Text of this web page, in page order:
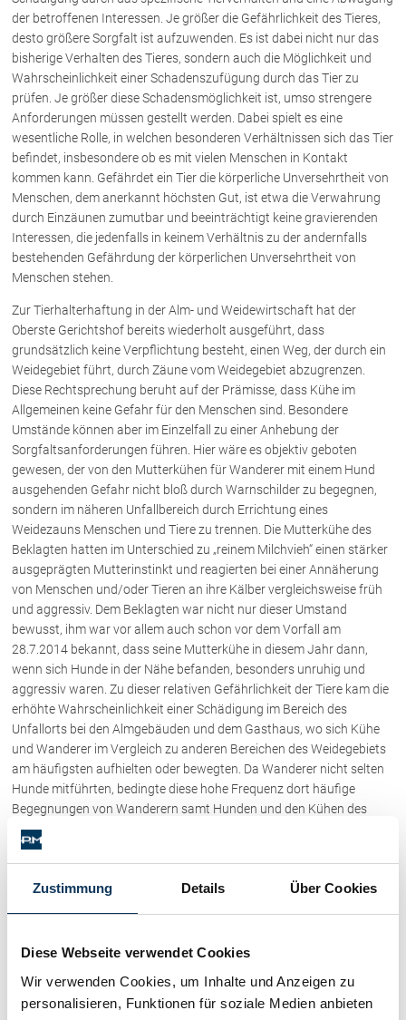
Zustimmung Details Über Cookies
Diese Webseite verwendet Cookies
Wir verwenden Cookies, um Inhalte und Anzeigen zu
personalisieren, Funktionen für soziale Medien anbieten
Fachliteratur
FAQ
Unternehmensnachfolge in der
Familie
Wichtige Vertragsklauseln bei Kauf-
und Übergabeverträgen
Check dein Recht/Erbrecht
Schenkung von Immobilien
Checklisten: Haus-, Wohnungs- und
Grundstückkauf
Checkliste: Immobilienertragssteuer
Checkliste: Mietvertrag
Checkliste: GmbH-Gründung
Checkliste: Gewerbeanm. durch jur.
Person
Kontakt
der betroffenen Interessen. Je größer die Gefährlichkeit des Tieres,
desto größere Sorgfalt ist aufzuwenden. Es ist dabei nicht nur das
bisherige Verhalten des Tieres, sondern auch die Möglichkeit und
Wahrscheinlichkeit einer Schadenszufügung durch das Tier zu
prüfen. Je größer diese Schadensmöglichkeit ist, umso strengere
Anforderungen müssen gestellt werden. Dabei spielt es eine
wesentliche Rolle, in welchen besonderen Verhältnissen sich das Tier
befindet, insbesondere ob es mit vielen Menschen in Kontakt
kommen kann. Gefährdet ein Tier die körperliche Unversehrtheit von
Menschen, dem anerkannt höchsten Gut, ist etwa die Verwahrung
durch Einzäunen zumutbar und beeinträchtigt keine gravierenden
Interessen, die jedenfalls in keinem Verhältnis zu der andernfalls
bestehenden Gefährdung der körperlichen Unversehrtheit von
Menschen stehen.
Zur Tierhalterhaftung in der Alm- und Weidewirtschaft hat der
Oberste Gerichtshof bereits wiederholt ausgeführt, dass
grundsätzlich keine Verpflichtung besteht, einen Weg, der durch ein
Weidegebiet führt, durch Zäune vom Weidegebiet abzugrenzen.
Diese Rechtsprechung beruht auf der Prämisse, dass Kühe im
Allgemeinen keine Gefahr für den Menschen sind. Besondere
Umstände können aber im Einzelfall zu einer Anhebung der
Sorgfaltsanforderungen führen. Hier wäre es objektiv geboten
gewesen, der von den Mutterkühen für Wanderer mit einem Hund
ausgehenden Gefahr nicht bloß durch Warnschilder zu begegnen,
sondern im näheren Unfallbereich durch Errichtung eines
Weidezauns Menschen und Tiere zu trennen. Die Mutterkühe des
Beklagten hatten im Unterschied zu „reinem Milchvieh“ einen stärker
ausgeprägten Mutterinstinkt und reagierten bei einer Annäherung
von Menschen und/oder Tieren an ihre Kälber vergleichsweise früh
und aggressiv. Dem Beklagten war nicht nur dieser Umstand
bewusst, ihm war vor allem auch schon vor dem Vorfall am
28.7.2014 bekannt, dass seine Mutterkühe in diesem Jahr dann,
wenn sich Hunde in der Nähe befanden, besonders unruhig und
aggressiv waren. Zu dieser relativen Gefährlichkeit der Tiere kam die
erhöhte Wahrscheinlichkeit einer Schädigung im Bereich des
Unfallorts bei den Almgebäuden und dem Gasthaus, wo sich Kühe
und Wanderer im Vergleich zu anderen Bereichen des Weidegebiets
am häufigsten aufhielten oder bewegten. Da Wanderer nicht selten
Hunde mitführten, bedingte diese hohe Frequenz dort häufige
Begegnungen von Wanderern samt Hunden und den Kühen des
Beklagten. Aus landwirtschaftlich-fachlicher Sicht ist es sinnvoll,
Wege in derart stark frequentierten Bereichen einzuzäunen. Schon
vor dem hier zu beurteilenden Angriff gab es auf der Alm des
Beklagten zwei ähnliche Vorfälle. Diese Angriffe hätten nicht
von Zäunen ist im Zusammenhang mit (anderen) Erfordernissen der
Bereich des Weidegebiets beeinträchtigt den Betrieb auch nicht. Der
dafür notwendige Aufwand (218,80 EUR für Material und zwei